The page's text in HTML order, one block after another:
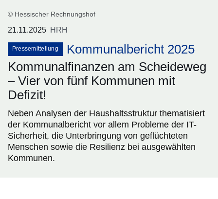
© Hessischer Rechnungshof
21.11.2025 HRH
Pressemitteilung
Kommunalbericht 2025
Kommunalfinanzen am Scheideweg
– Vier von fünf Kommunen mit
Defizit!
Neben Analysen der Haushaltsstruktur thematisiert
der Kommunalbericht vor allem Probleme der IT-
Sicherheit, die Unterbringung von geflüchteten
Menschen sowie die Resilienz bei ausgewählten
Kommunen.